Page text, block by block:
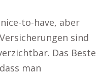
to-have, aber
sind
Das Beste
man